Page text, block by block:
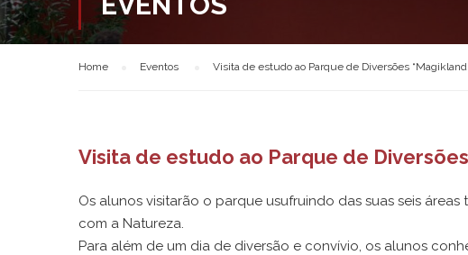
Home Eventos Visita de estudo ao Parque de Diversões
Visita de estudo ao Parque de
Os alunos visitarão o parque usufruindo das suas seis
com a Natureza.
Para além de um dia de diversão e convívio, os alunos